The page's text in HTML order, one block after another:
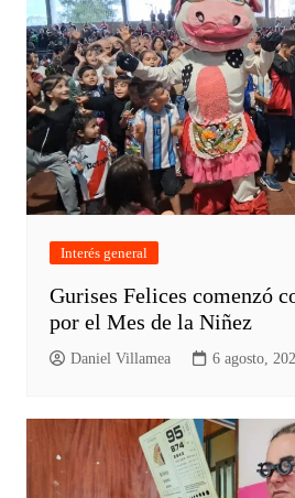
Interés general
Gurises Felices comenzó
por el Mes de la Niñez
Daniel Villamea 6 agosto,